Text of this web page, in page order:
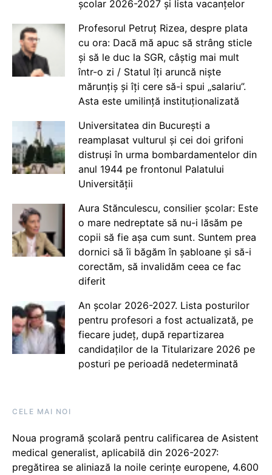
școlar 2026-2027 și lista vacanțelor
Profesorul Petruț Rizea, despre plata
cu ora: Dacă mă apuc să strâng sticle
și să le duc la SGR, câștig mai mult
într-o zi / Statul îți aruncă niște
mărunțiș și îți cere să-i spui „salariu”.
Asta este umilință instituționalizată
Universitatea din București a
reamplasat vulturul și cei doi grifoni
distruși în urma bombardamentelor din
anul 1944 pe frontonul Palatului
Universității
Aura Stănculescu, consilier școlar: Este
o mare nedreptate să nu-i lăsăm pe
copii să fie așa cum sunt. Suntem prea
dornici să îi băgăm în șabloane și să-i
corectăm, să invalidăm ceea ce fac
diferit
An școlar 2026-2027. Lista posturilor
pentru profesori a fost actualizată, pe
fiecare județ, după repartizarea
candidaților de la Titularizare 2026 pe
posturi pe perioadă nedeterminată
CELE MAI NOI
Noua programă școlară pentru calificarea de Asistent
medical generalist, aplicabilă din 2026-2027:
pregătirea se aliniază la noile cerințe europene, 4.600